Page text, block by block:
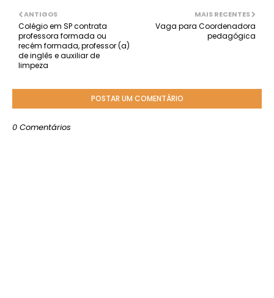
MAIS RECENTES
Vaga para Coordenadora
pedagógica
ANTIGOS
Colégio em SP contrata
professora formada ou
recém formada, professor (a)
de inglês e auxiliar de
limpeza
POSTAR UM COMENTÁRIO
0 Comentários